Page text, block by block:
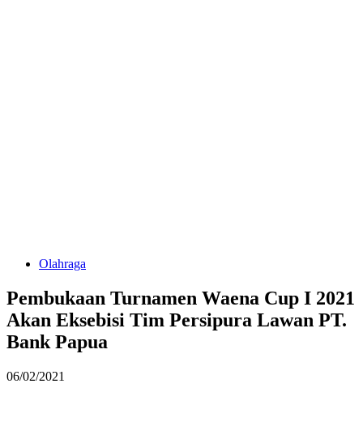
Olahraga
Pembukaan Turnamen Waena Cup I 2021
Akan Eksebisi Tim Persipura Lawan PT.
Bank Papua
06/02/2021